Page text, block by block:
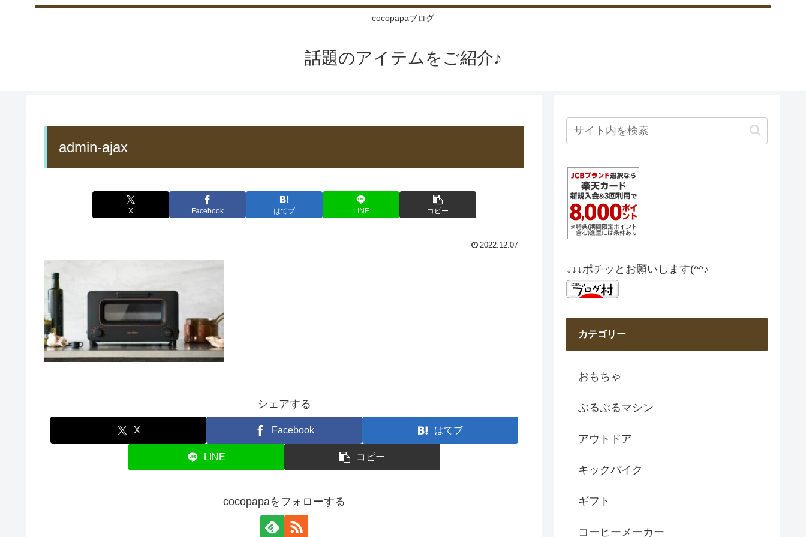
cocopapaブログ
話題のアイテムをご紹介♪
admin-ajax
X Facebook はてブ LINE コピー
2022.12.07
シェアする
X Facebook はてブ
LINE コピー
cocopapaをフォローする
↓↓↓ポチッとお願いします(^^♪
カテゴリー
おもちゃ
ぶるぶるマシン
アウトドア
キックバイク
ギフト
コーヒーメーカー